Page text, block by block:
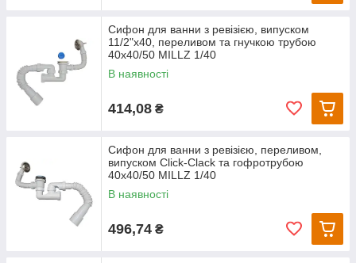
Сифон для ванни з ревізією, випуском
11/2"х40, переливом та гнучкою трубою
40х40/50 MILLZ 1/40
В наявності
414,08 ₴
Сифон для ванни з ревізією, переливом,
випуском Сlick-Сlack та гофротрубою
40х40/50 MILLZ 1/40
В наявності
496,74 ₴